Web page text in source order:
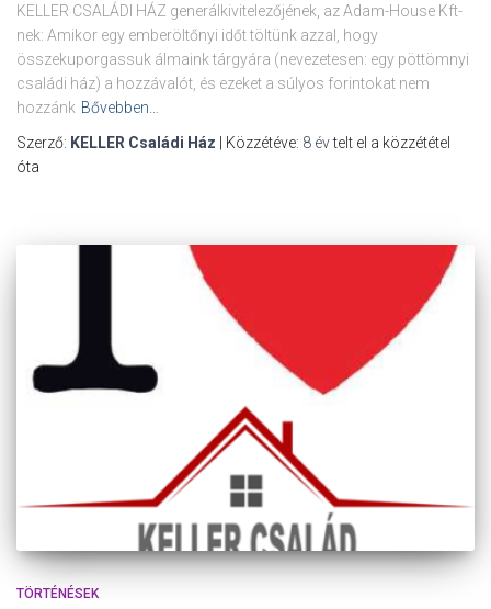
KELLER CSALÁDI HÁZ generálkivitelezőjének, az Adam-House Kft-
nek: Amikor egy emberöltőnyi időt töltünk azzal, hogy
összekuporgassuk álmaink tárgyára (nevezetesen: egy pöttömnyi
családi ház) a hozzávalót, és ezeket a súlyos forintokat nem
hozzánk Bővebben…
Szerző: KELLER Családi Ház | Közzétéve: 8 évtelt el a közzététel
óta
TÖRTÉNÉSEK